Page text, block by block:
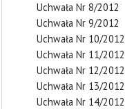
Uchwała Nr 8/2012
Uchwała Nr 9/2012
Uchwała Nr 10/2012
Uchwała Nr 11/2012
Uchwała Nr 12/2012
Uchwała Nr 13/2012
Uchwała Nr 14/2012